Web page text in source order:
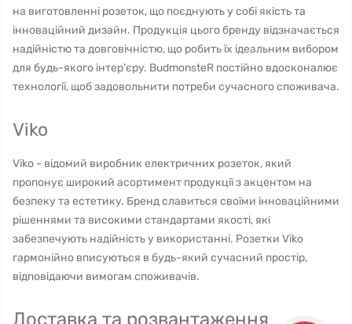
на виготовленні розеток, що поєднують у собі якість та
інноваційний дизайн. Продукція цього бренду відзначається
надійністю та довговічністю, що робить їх ідеальним вибором
для будь-якого інтер'єру. BudmonsteR постійно вдосконалює
технології, щоб задовольнити потреби сучасного споживача.
Viko
Viko - відомий виробник електричних розеток, який
пропонує широкий асортимент продукції з акцентом на
безпеку та естетику. Бренд славиться своїми інноваційними
рішеннями та високими стандартами якості, які
забезпечують надійність у використанні. Розетки Viko
гармонійно вписуються в будь-який сучасний простір,
відповідаючи вимогам споживачів.
Доставка та розвантаження